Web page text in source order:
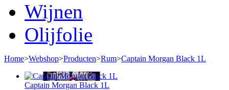
Wijnen
Olijfolie
Home>Webshop>Producten>Rum>Captain Morgan Black 1L
Captain Morgan Black 1L